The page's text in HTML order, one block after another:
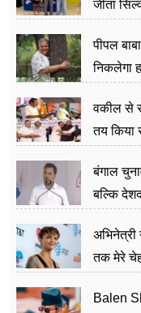
जीता
पीपल
निकलेगा
वकील से
तय किया
बंगाल
बल्कि
तक मेरे
Balen